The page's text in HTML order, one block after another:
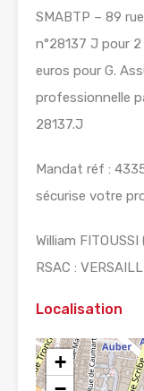
SMABTP – 89
n°28137 J pour
euros pour G.
professionnelle
28137.J
Mandat réf :
sécurise votre
William
RSAC :
Localisation
+